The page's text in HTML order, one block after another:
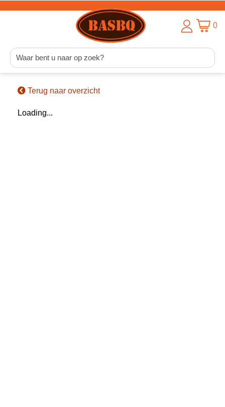
0
Terug naar overzicht
Loading...